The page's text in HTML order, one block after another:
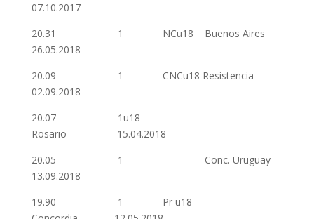
07.10.2017
20.31 1 NCu18 Buenos Aires
26.05.2018
20.09 1 CNCu18 Resistencia
02.09.2018
20.07 1u18
Rosario 15.04.2018
20.05 1 Conc. Uruguay
13.09.2018
19.90 1 Pr u18